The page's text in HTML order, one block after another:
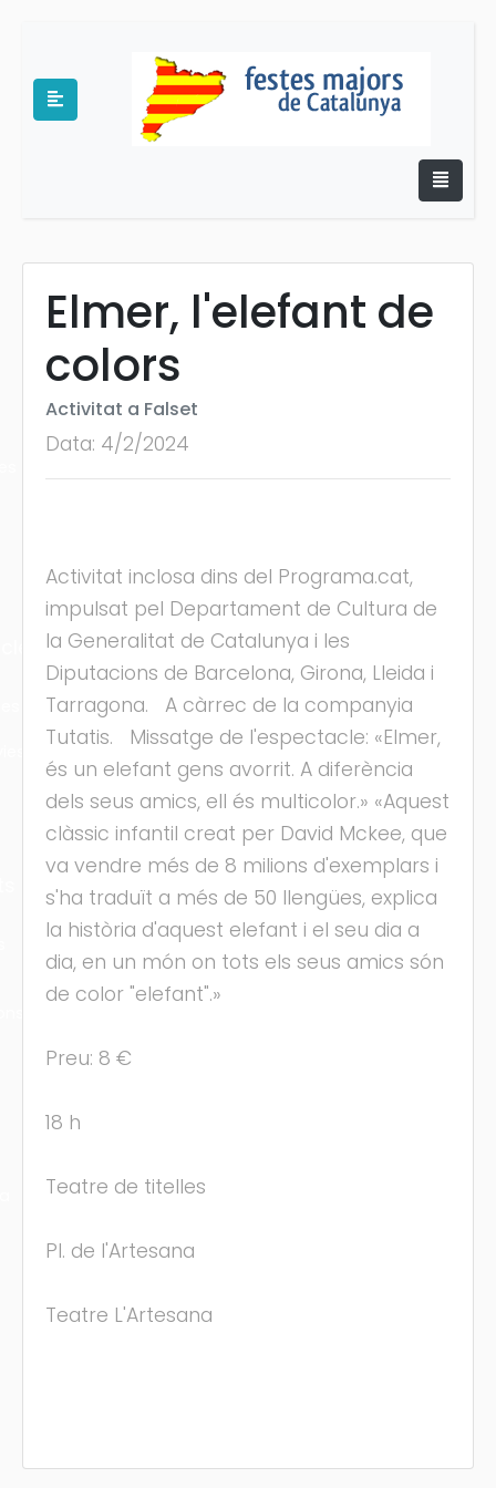
Elmer, l'elefant de
colors
Activitat a Falset
Data: 4/2/2024
Activitat inclosa dins del Programa.cat,
impulsat pel Departament de Cultura de
la Generalitat de Catalunya i les
Diputacions de Barcelona, Girona, Lleida i
Tarragona. A càrrec de la companyia
Tutatis. Missatge de l'espectacle: «Elmer,
és un elefant gens avorrit. A diferència
dels seus amics, ell és multicolor.» «Aquest
clàssic infantil creat per David Mckee, que
va vendre més de 8 milions d'exemplars i
s'ha traduït a més de 50 llengües, explica
la història d'aquest elefant i el seu dia a
dia, en un món on tots els seus amics són
de color "elefant".»
Preu: 8 €
18 h
Teatre de titelles
Pl. de l'Artesana
Teatre L'Artesana